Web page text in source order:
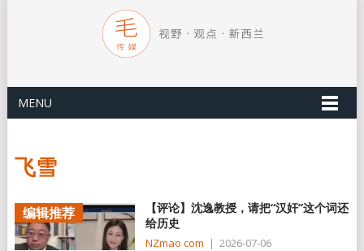
MENU
飞雪
编辑推荐
【评论】沈逸教授，请把“汉奸”这个词还
给历史
NZmao com | 2026-07-06